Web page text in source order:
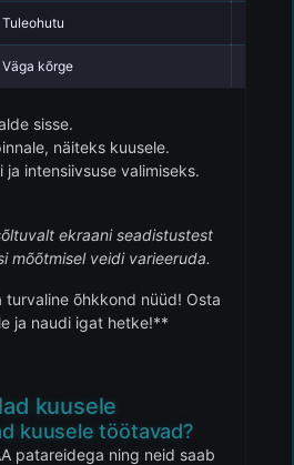
Tuleohutu
Väga kõrge
sisse.
näiteks kuusele.
intensiivsuse valimiseks.
ekraani seadistustest
mõõtmisel veidi varieeruda.
õhkkond nüüd! Osta
ja naudi igat hetke!**
kuusele
kuusele töötavad?
patareidega ning neid saab